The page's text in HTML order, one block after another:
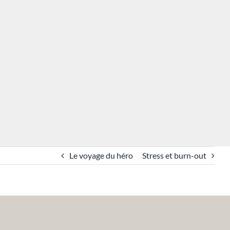
Le voyage du héro Stress et burn-out